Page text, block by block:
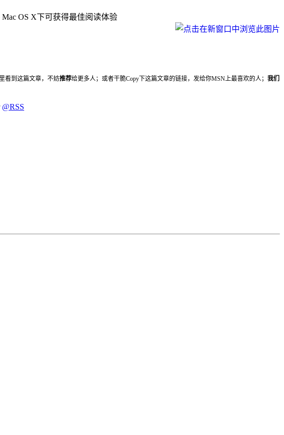
OS X下可获得最佳阅读体验
看到这篇文章，不妨推荐给更多人；或者干脆Copy下这篇文章的链接，发给你MSN上最喜欢的人； 我们
@RSS